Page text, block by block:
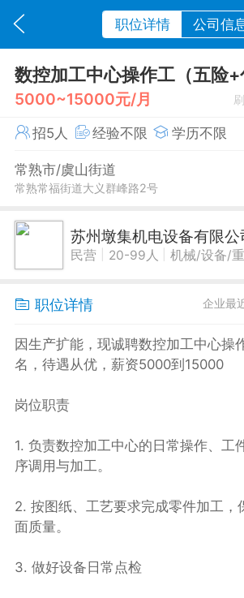
职位详情 公司信
数控加工中心操作工（五险+
5000~15000元/月
招5人 经验不限 学历不限
常熟市/虞山街道
常熟常福街道大义群峰路2号
苏州墩集机电设备有限公
民营 20-99人 机械/设备/
职位详情 企业最
因生产扩能，现诚聘数控加工中心操
名，待遇从优，薪资5000到15000
岗位职责
1. 负责数控加工中心的日常操作、工
序调用与加工。
2. 按图纸、工艺要求完成零件加工，
面质量。
3. 做好设备日常点检